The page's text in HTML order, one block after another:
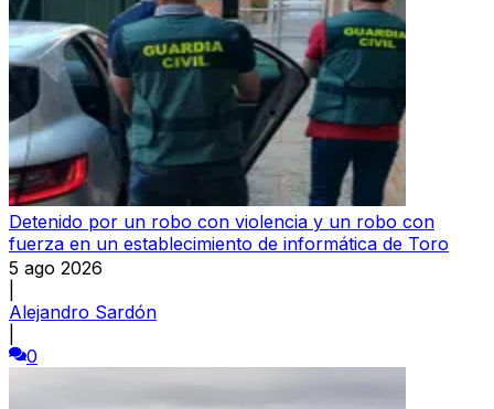
Detenido por un robo con violencia y un robo con
fuerza en un establecimiento de informática de Toro
5 ago 2026
Alejandro Sardón
0